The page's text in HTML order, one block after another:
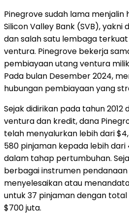
Pinegrove sudah lama menjalin
Silicon Valley Bank (SVB), yakni
dan salah satu lembaga
ventura. Pinegrove bekerja
pembiayaan utang ventura milik
Pada bulan Desember 2024,
hubungan pembiayaan yang
Sejak didirikan pada tahun 2012
ventura dan kredit, dana
telah menyalurkan lebih dari
580 pinjaman kepada lebih
dalam tahap pertumbuhan.
berbagai instrumen
menyelesaikan atau
untuk 37 pinjaman dengan
$700 juta.